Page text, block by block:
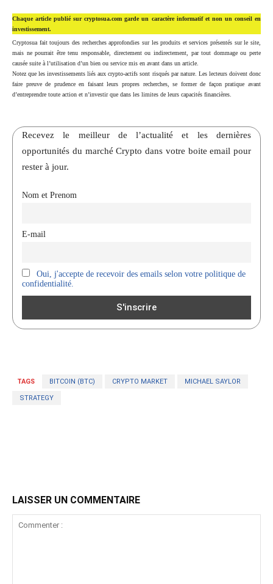
Chaque article publié sur cryptosua.com garde un caractère informatif et non un conseil en
investissement.
Cryptosua fait toujours des recherches approfondies sur les produits et services présentés sur le site,
mais ne pourrait être tenu responsable, directement ou indirectement, par tout dommage ou perte
causée suite à l’utilisation d’un bien ou service mis en avant dans un article.
Notez que les investissements liés aux crypto-actifs sont risqués par nature. Les lecteurs doivent donc
faire preuve de prudence en faisant leurs propres recherches, se former de façon pratique avant
d’entreprendre toute action et n’investir que dans les limites de leurs capacités financières.
Recevez le meilleur de l’actualité et les dernières
opportunités du marché Crypto dans votre boite email pour
rester à jour.
Nom et Prenom
E-mail
Oui, j'accepte de recevoir des emails selon votre politique de
confidentialité.
TAGS BITCOIN (BTC) CRYPTO MARKET MICHAEL SAYLOR
STRATEGY
LAISSER UN COMMENTAIRE